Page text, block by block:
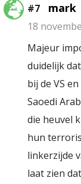
#7 mark
18
Majeur
duidelijk
bij de VS
Saoedi
die heuvel
hun
linkerzijde
laat zien